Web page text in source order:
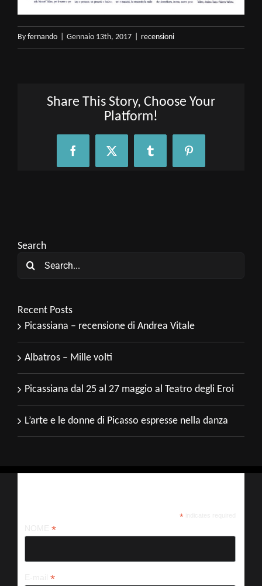
By fernando Gennaio 13th, 2017 recensioni
Share This Story, Choose Your
Platform!
FacebookX Tumblr Pinterest
Search
Search
Recent Posts
Picassiana – recensione di Andrea Vitale
Albatros – Mille volti
Picassiana dal 25 al 27 maggio al Teatro degli Eroi
L’arte e le donne di Picasso espresse nella danza
*indicates required
*
*